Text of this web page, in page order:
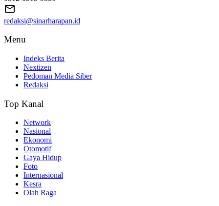
redaksi@sinarharapan.id
Menu
Indeks Berita
Nextizen
Pedoman Media Siber
Redaksi
Top Kanal
Network
Nasional
Ekonomi
Otomotif
Gaya Hidup
Foto
Internasional
Kesra
Olah Raga